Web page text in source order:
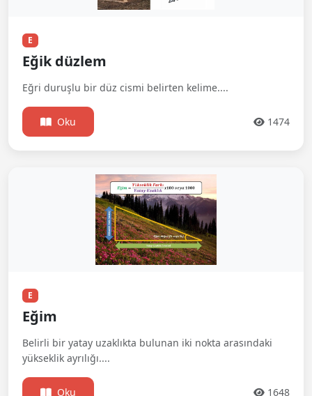
E
Eğik düzlem
Eğri duruşlu bir düz cismi belirten kelime....
Oku 1474
E
Eğim
Belirli bir yatay uzaklıkta bulunan iki nokta arasındaki
yükseklik ayrılığı....
Oku 1648